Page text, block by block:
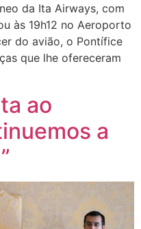
da Ita Airways, com
às 19h12 no Aeroporto
do avião, o Pontífice
que lhe ofereceram
ao
a